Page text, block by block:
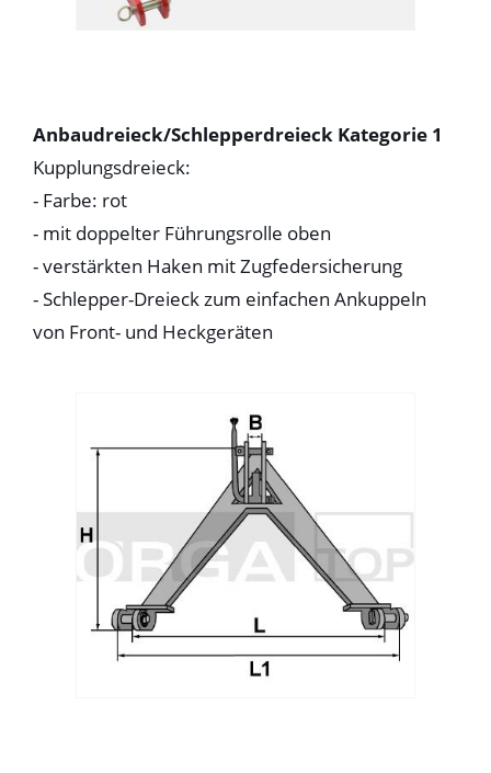
Anbaudreieck/Schlepperdreieck Kategorie 1
Kupplungsdreieck:
- Farbe: rot
- mit doppelter Führungsrolle oben
- verstärkten Haken mit Zugfedersicherung
- Schlepper-Dreieck zum einfachen Ankuppeln
von Front- und Heckgeräten